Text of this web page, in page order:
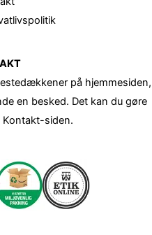
på hjemmesiden,
en besked. Det kan du gøre
Kontakt-siden.